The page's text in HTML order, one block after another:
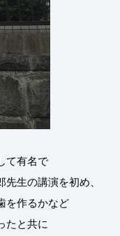
て有名で
生の講演を初め、
を作るかなど
たと共に